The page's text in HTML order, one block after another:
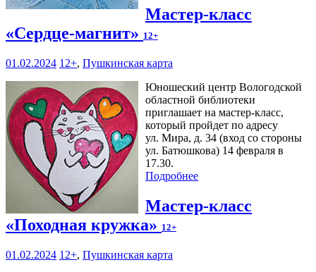
Мастер-класс
«Сердце-магнит» 12+
01.02.2024 12+, Пушкинская карта
Юношеский центр Вологодской
областной библиотеки
приглашает на мастер-класс,
который пройдет по адресу
ул. Мира, д. 34 (вход со стороны
ул. Батюшкова) 14 февраля в
17.30.
Подробнее
Мастер-класс
«Походная кружка» 12+
01.02.2024 12+, Пушкинская карта